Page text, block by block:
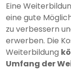
Eine
eine gute
zu verbessern
erwerben. Die
Weiterbildung
Umfang der